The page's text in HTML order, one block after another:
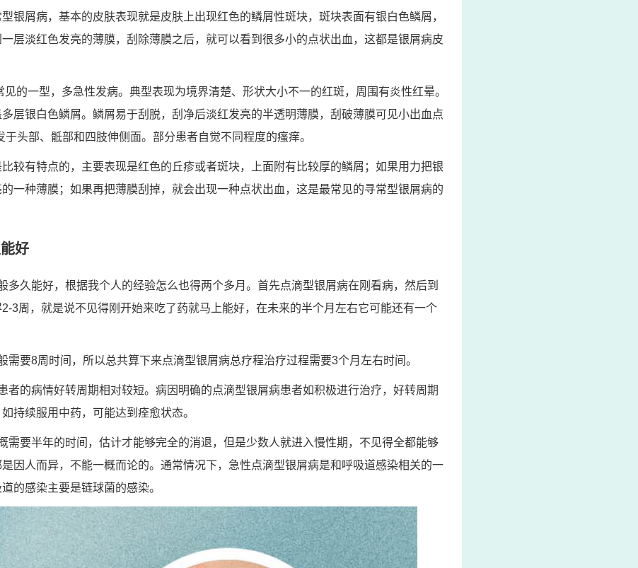
银屑病，基本的皮肤表现就是皮肤上出现红色的鳞屑性斑块，斑块表面有银白色鳞屑，
层淡红色发亮的薄膜，刮除薄膜之后，就可以看到很多小的点状出血，这都是银屑病皮
见的一型，多急性发病。典型表现为境界清楚、形状大小不一的红斑，周围有炎性红晕。
层银白色鳞屑。鳞屑易于刮脱，刮净后淡红发亮的半透明薄膜，刮破薄膜可见小出血点
于头部、骶部和四肢伸侧面。部分患者自觉不同程度的瘙痒。
较有特点的，主要表现是红色的丘疹或者斑块，上面附有比较厚的鳞屑；如果用力把银
一种薄膜；如果再把薄膜刮掉，就会出现一种点状出血，这是最常见的寻常型银屑病的
好
多久能好，根据我个人的经验怎么也得两个多月。首先点滴型银屑病在刚看病，然后到
3周，就是说不见得刚开始来吃了药就马上能好，在未来的半个月左右它可能还有一个
需要8周时间，所以总共算下来点滴型银屑病总疗程治疗过程需要3个月左右时间。
者的病情好转周期相对较短。病因明确的点滴型银屑病患者如积极进行治疗，好转周期
持续服用中药，可能达到痊愈状态。
需要半年的时间，估计才能够完全的消退，但是少数人就进入慢性期，不见得全都能够
因人而异，不能一概而论的。通常情况下，急性点滴型银屑病是和呼吸道感染相关的一
的感染主要是链球菌的感染。